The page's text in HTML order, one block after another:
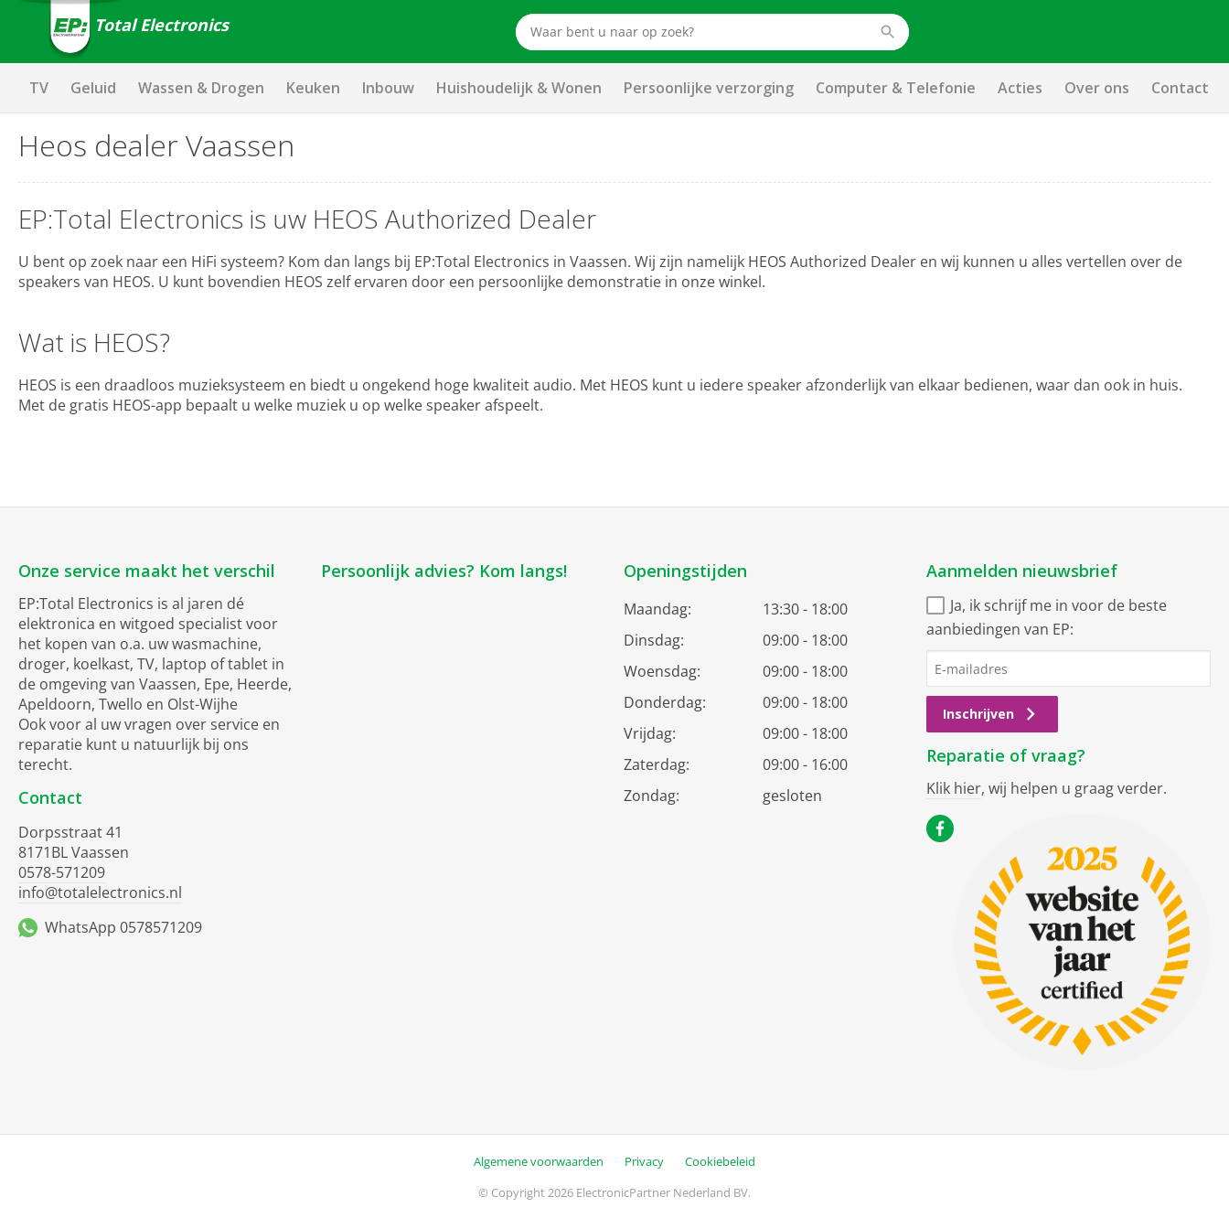
Total Electronics
TV Geluid Wassen & Drogen Keuken Inbouw Huishoudelijk & Wonen Persoonlijke verzorging Computer & Telefonie Acties Over ons Contact
Heos dealer Vaassen
EP:Total Electronics is uw HEOS Authorized Dealer
U bent op zoek naar een HiFi systeem? Kom dan langs bij EP:Total Electronics in Vaassen. Wij zijn namelijk HEOS Authorized Dealer en wij kunnen u alles vertellen over de
speakers van HEOS. U kunt bovendien HEOS zelf ervaren door een persoonlijke demonstratie in onze winkel.
Wat is HEOS?
HEOS is een draadloos muzieksysteem en biedt u ongekend hoge kwaliteit audio. Met HEOS kunt u iedere speaker afzonderlijk van elkaar bedienen, waar dan ook in huis.
Met de gratis HEOS-app bepaalt u welke muziek u op welke speaker afspeelt.
Onze service maakt het verschil
EP:Total Electronics is al jaren dé
elektronica en witgoed specialist voor
het kopen van o.a. uw wasmachine,
droger, koelkast, TV, laptop of tablet in
de omgeving van Vaassen, Epe, Heerde,
Apeldoorn, Twello en Olst-Wijhe
Ook voor al uw vragen over service en
reparatie kunt u natuurlijk bij ons
terecht.
Contact
Dorpsstraat 41
8171BL Vaassen
0578-571209
info@totalelectronics.nl
WhatsApp 0578571209
Persoonlijk advies? Kom langs! Openingstijden
Maandag:
13:30 - 18:00
Dinsdag:
09:00 - 18:00
Woensdag:
09:00 - 18:00
Donderdag:
09:00 - 18:00
Vrijdag:
09:00 - 18:00
Zaterdag:
09:00 - 16:00
Zondag:
gesloten
Aanmelden nieuwsbrief
Ja, ik schrijf me in voor de beste
aanbiedingen van EP:
Inschrijven
Reparatie of vraag?
Klik hier, wij helpen u graag verder.
Algemene voorwaarden Privacy
Cookiebeleid
© Copyright 2026 ElectronicPartner Nederland BV.